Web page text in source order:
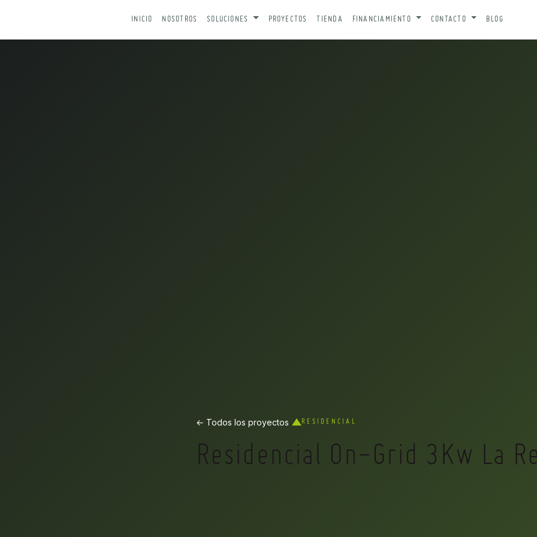
INICIO NOSOTROS SOLUCIONES PROYECTOS TIENDA FINANCIAMIENTO CONTACTO BLOG
← Todos los proyectos RESIDENCIAL
Residencial On-Grid 3Kw La